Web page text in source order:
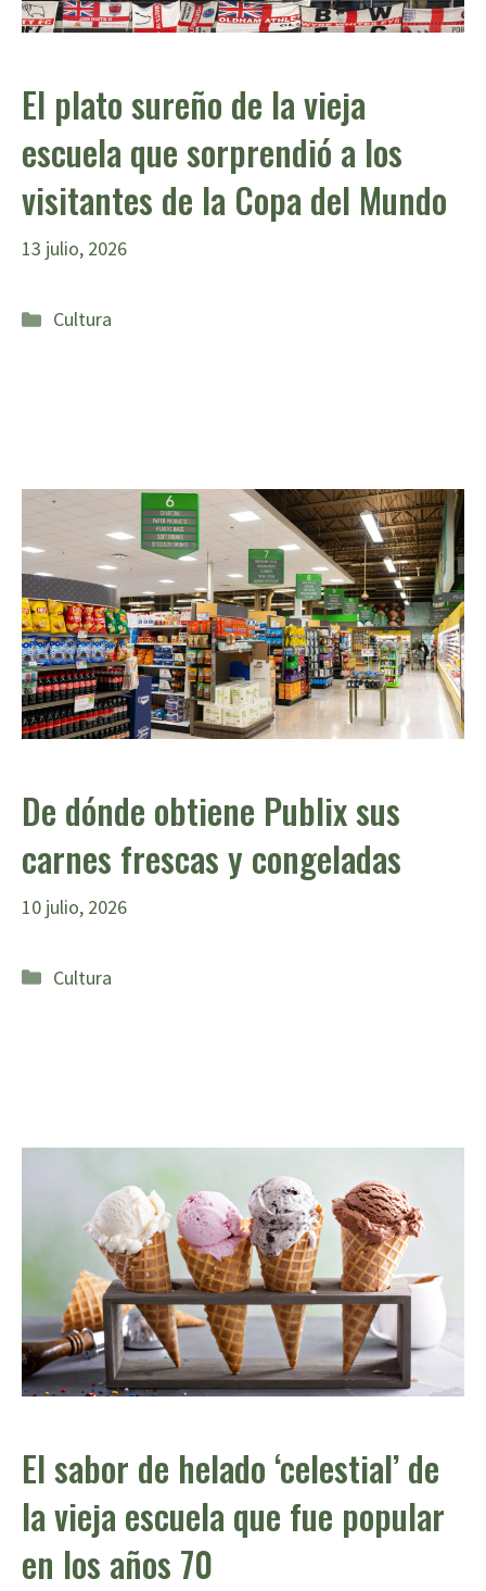
El plato sureño de la vieja
escuela que sorprendió a los
visitantes de la Copa del Mundo
13 julio, 2026
Categorías
Cultura
De dónde obtiene Publix sus
carnes frescas y congeladas
10 julio, 2026
Categorías
Cultura
El sabor de helado ‘celestial’ de
la vieja escuela que fue popular
en los años 70